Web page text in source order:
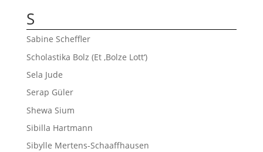
S
Sabine Scheffler
Scholastika Bolz (Et ‚Bolze Lott‘)
Sela Jude
Serap Güler
Shewa Sium
Sibilla Hartmann
Sibylle Mertens-Schaaffhausen